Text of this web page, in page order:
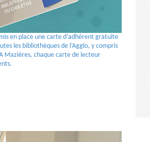
en place une carte d’adhérent gratuite
les bibliothèques de l’Agglo, y compris
Mazières, chaque carte de lecteur